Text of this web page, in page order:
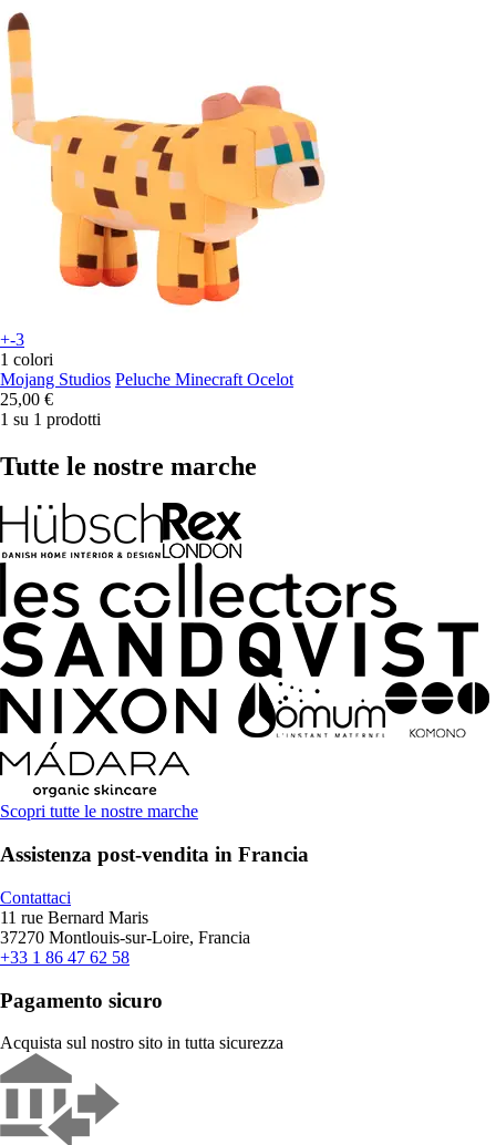
+-3
1 colori
Mojang Studios Peluche Minecraft Ocelot
25,00 €
1 su 1 prodotti
Tutte le nostre marche
Scopri tutte le nostre marche
Assistenza post-vendita in Francia
Contattaci
11 rue Bernard Maris
37270 Montlouis-sur-Loire, Francia
+33 1 86 47 62 58
Pagamento sicuro
Acquista sul nostro sito in tutta sicurezza